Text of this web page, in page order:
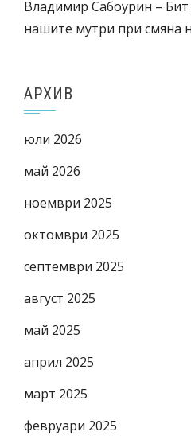
Владимир Сабоурин –
нашите мутри при смяна
АРХИВ
юли 2026
май 2026
ноември 2025
октомври 2025
септември 2025
август 2025
май 2025
април 2025
март 2025
февруари 2025